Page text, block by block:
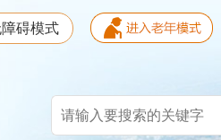
碍模式